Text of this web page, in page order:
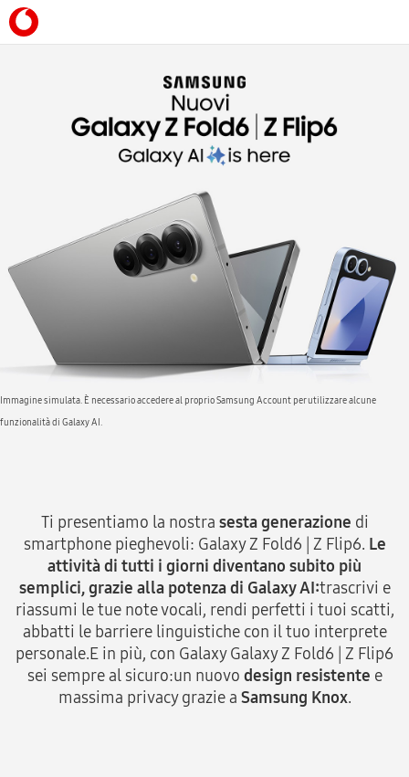
Immagine simulata. È necessario accedere al proprio Samsung Account per utilizzare alcune
funzionalità di Galaxy AI.
Ti presentiamo la nostra sesta generazione di
smartphone pieghevoli: Galaxy Z Fold6 | Z Flip6. Le
attività di tutti i giorni diventano subito più
semplici, grazie alla potenza di Galaxy AI:trascrivi e
riassumi le tue note vocali, rendi perfetti i tuoi scatti,
abbatti le barriere linguistiche con il tuo interprete
personale.E in più, con Galaxy Galaxy Z Fold6 | Z Flip6
sei sempre al sicuro:un nuovo design resistente e
massima privacy grazie a Samsung Knox.